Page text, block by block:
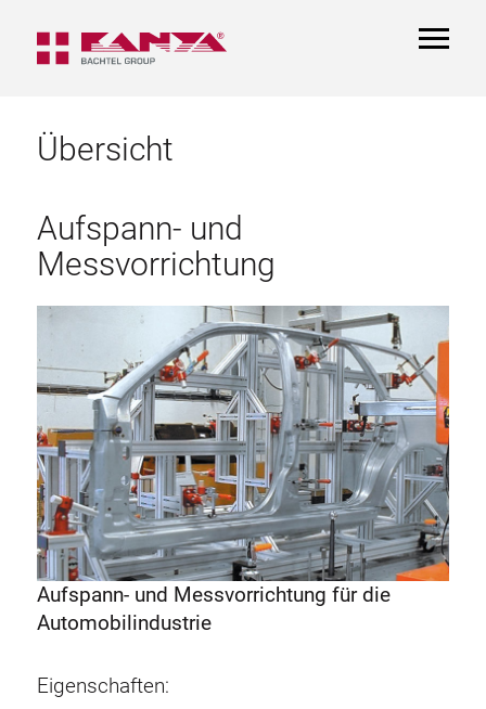
Übersicht
Aufspann- und
Messvorrichtung
Aufspann- und Messvorrichtung für die
Automobilindustrie
Eigenschaften: